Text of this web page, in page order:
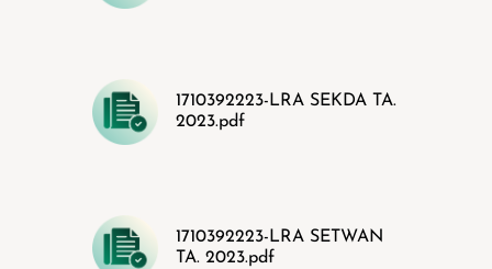
1710392223-LRA SEKDA TA.
2023.pdf
1710392223-LRA SETWAN
TA. 2023.pdf